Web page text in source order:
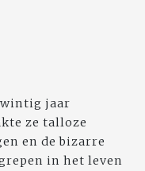
jaar
ze talloze
en de bizarre
in het leven